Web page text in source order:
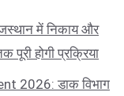
में निकाय और
होगी प्रक्रिया
2026: डाक विभाग